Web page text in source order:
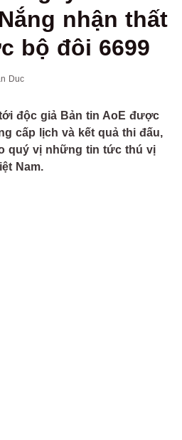
nhận thất
bộ đôi 6699
Duc
độc giả Bản tin AoE được
cấp lịch và kết quả thi đấu,
quý vị những tin tức thú vị
Nam.